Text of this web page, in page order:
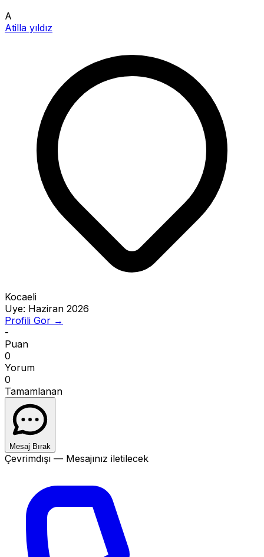
A
Atilla yıldız
Kocaeli
Uye: Haziran 2026
Profili Gor →
-
Puan
0
Yorum
0
Tamamlanan
Mesaj Bırak
Çevrimdışı — Mesajınız iletilecek